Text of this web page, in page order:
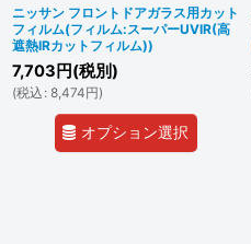
ニッサン フロントドアガラス用カット
フィルム(フィルム:スーパーUVIR(高
遮熱IRカットフィルム))
7,703 円(税別)
(税込 : 8,474円)
オプション選択